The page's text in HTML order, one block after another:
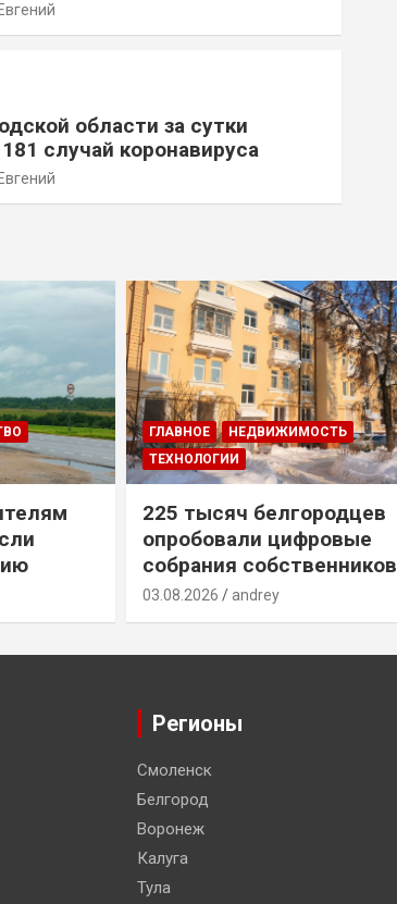
Евгений
области за сутки
случай коронавируса
Евгений
ГЛАВНОЕ
НЕДВИЖИМОСТЬ
ТЕХНОЛОГИИ
225 тысяч белгородцев
опробовали цифровые
собрания собственников
03.08.2026 andrey
Регионы
Смоленск
Белгород
Воронеж
Калуга
Тула